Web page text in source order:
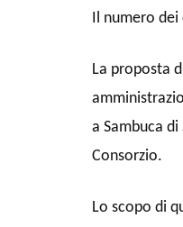
Il numero dei
La proposta
a Sambuca
Consorzio.
Lo scopo di